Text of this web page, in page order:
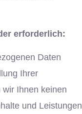
erforderlich:
Daten
Ihrer
Ihnen keinen
und Leistungen